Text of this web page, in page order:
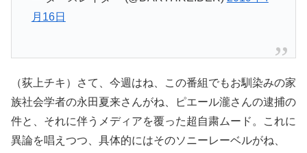
月16日
（荻上チキ）さて、今週はね、この番組でもお馴染みの家
族社会学者の永田夏来さんがね、ピエール瀧さんの逮捕の
件と、それに伴うメディアを覆った超自粛ムード。これに
異論を唱えつつ、具体的にはそのソニーレーベルがね、